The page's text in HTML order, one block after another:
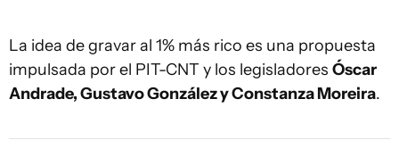
La idea de gravar al 1% más rico es una propuesta
impulsada por el PIT-CNT y los legisladores Óscar
Andrade, Gustavo González y Constanza Moreira.